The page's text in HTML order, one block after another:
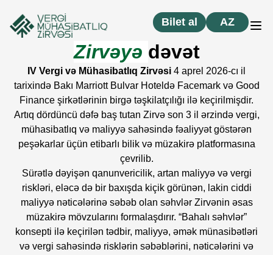
Bilet al AZ
Zirvəyə dəvət
IV Vergi və Mühasibatlıq Zirvəsi 4 aprel 2026-cı il
tarixində Bakı Marriott Bulvar Hoteldə Facemark və Good
Finance şirkətlərinin birgə təşkilatçılığı ilə keçirilmişdir.
Artıq dördüncü dəfə baş tutan Zirvə son 3 il ərzində vergi,
mühasibatlıq və maliyyə sahəsində fəaliyyət göstərən
peşəkarlar üçün etibarlı bilik və müzakirə platformasına
çevrilib.
Sürətlə dəyişən qanunvericilik, artan maliyyə və vergi
riskləri, eləcə də bir baxışda kiçik görünən, lakin ciddi
maliyyə nəticələrinə səbəb olan səhvlər Zirvənin əsas
müzakirə mövzularını formalaşdırır. “Bahalı səhvlər”
konsepti ilə keçirilən tədbir, maliyyə, əmək münasibətləri
və vergi sahəsində risklərin səbəblərini, nəticələrini və